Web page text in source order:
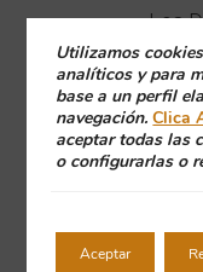
Los
Blanco
Baz,
y el
2017
Utilizamos
analíticos y para
base a un perfil
navegación.Clica
aceptar todas las
o configurarlas o
Aceptar